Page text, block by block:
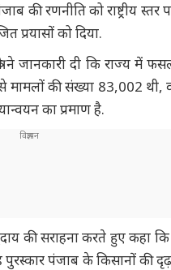
रणनीति को राष्ट्रीय स्तर
प्रयासों को दिया.
ने जानकारी दी कि राज्य में
की संख्या 83,002 थी,
का प्रमाण है.
की सराहना करते हुए
पंजाब के किसानों की